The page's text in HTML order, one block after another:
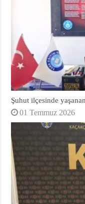
Şuhut ilçesinde
01 Temmuz 2026